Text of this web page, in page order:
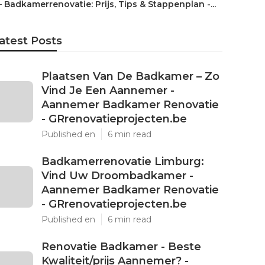
Badkamerrenovatie: Prijs, Tips & Stappenplan -...
Posts
Plaatsen Van De Badkamer – Zo
Vind Je Een Aannemer -
Aannemer Badkamer Renovatie
- GRrenovatieprojecten.be
Published en 6 min read
Badkamerrenovatie Limburg:
Vind Uw Droombadkamer -
Aannemer Badkamer Renovatie
- GRrenovatieprojecten.be
Published en 6 min read
Renovatie Badkamer - Beste
Kwaliteit/prijs Aannemer? -